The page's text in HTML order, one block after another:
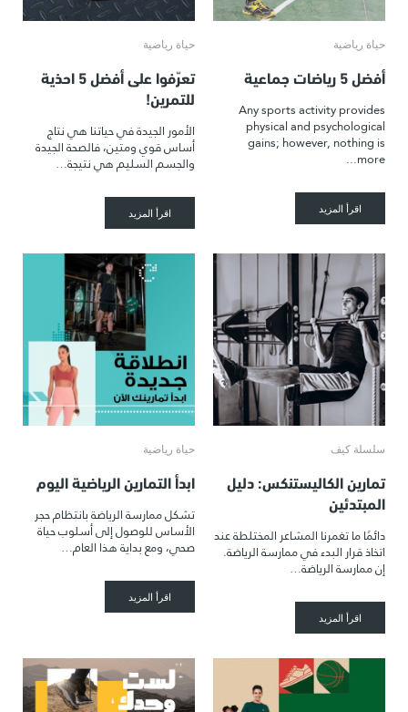
حياة رياضية
أفضل 5 رياضات جماعية
Any sports activity provides
physical and psychological
gains; however, nothing is
more...
اقرأ المزيد
حياة رياضية
تعرّفوا على أفضل 5 احذية
للتمرين!
الأمور الجيدة في حياتنا هي نتاج
أساس قوي ومتين، فالصحة الجيدة
والجسم السليم هي نتيجة…
اقرأ المزيد
سلسلة كيف
تمارين الكاليستنكس: دليل
المبتدئين
دائمًا ما تغمرنا المشاعر المختلطة عند
اتخاذ قرار البدء في ممارسة الرياضة.
إن ممارسة الرياضة…
اقرأ المزيد
حياة رياضية
ابدأ التمارين الرياضية اليوم
تشكل ممارسة الرياضة بانتظام حجر
الأساس للوصول إلى أسلوب حياة
صحي، ومع بداية هذا العام…
اقرأ المزيد